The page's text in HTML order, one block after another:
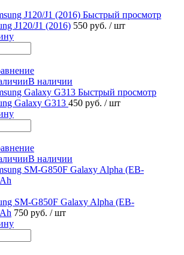
Быстрый просмотр
J120/J1 (2016) 550 руб. / шт
В наличии
Быстрый просмотр
Galaxy G313 450 руб. / шт
В наличии
SM-G850F Galaxy Alpha (EB-
750 руб. / шт